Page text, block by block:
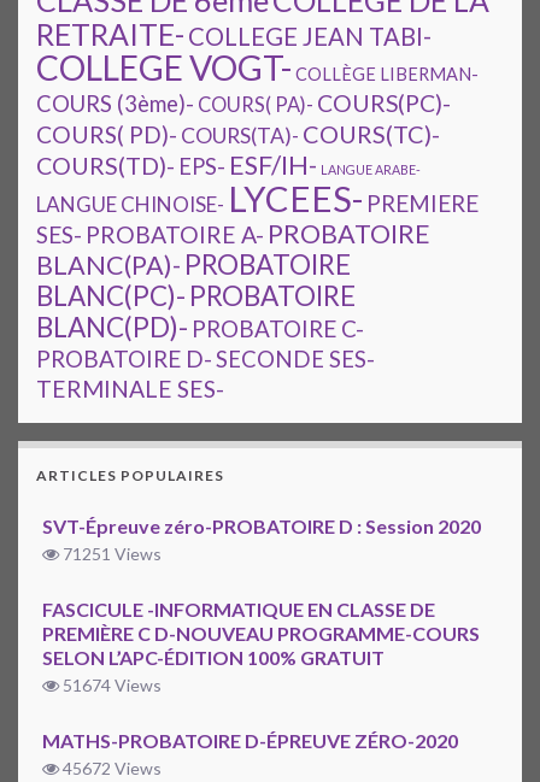
RETRAITE- COLLEGE JEAN TABI-
COLLEGE VOGT- COLLÈGE LIBERMAN-
COURS (3ème)- COURS( PA)- COURS(PC)-
COURS( PD)- COURS(TA)- COURS(TC)-
COURS(TD)- EPS- ESF/IH- LANGUE ARABE-
LANGUE CHINOISE- LYCEES- PREMIERE
SES- PROBATOIRE A- PROBATOIRE
BLANC(PA)- PROBATOIRE
BLANC(PC)- PROBATOIRE
BLANC(PD)- PROBATOIRE C-
PROBATOIRE D-SECONDE SES-
TERMINALE SES-
ARTICLES POPULAIRES
SVT-Épreuve zéro-PROBATOIRE D : Session 2020
71251 Views
FASCICULE -INFORMATIQUE EN CLASSE DE
PREMIÈRE C D-NOUVEAU PROGRAMME-COURS
SELON L’APC-ÉDITION 100% GRATUIT
51674 Views
MATHS-PROBATOIRE D-ÉPREUVE ZÉRO-2020
45672 Views